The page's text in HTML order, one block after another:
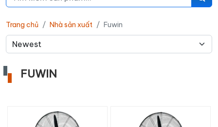
Trang chủ Nhà sản xuất Fuwin
FUWIN